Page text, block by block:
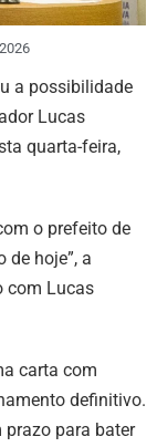
a possibilidade
Lucas
quarta-feira,
o prefeito de
de hoje”, a
com Lucas
carta com
definitivo.
prazo para bater